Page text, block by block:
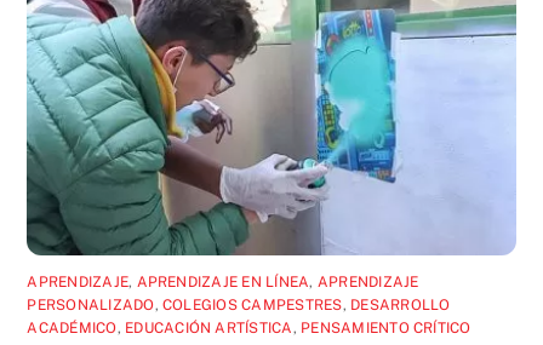
APRENDIZAJE, APRENDIZAJE EN LÍNEA, APRENDIZAJE
PERSONALIZADO,COLEGIOS CAMPESTRES, DESARROLLO
ACADÉMICO, EDUCACIÓN ARTÍSTICA , PENSAMIENTO CRÍTICO